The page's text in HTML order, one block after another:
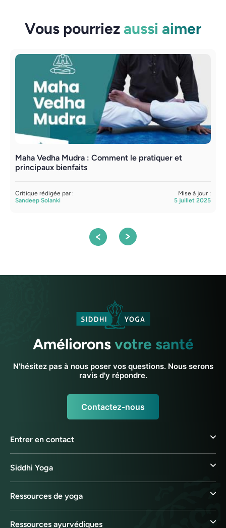
Vous pourriez aussi aimer
Maha Vedha Mudra : Comment le pratiquer et
principaux bienfaits
Critique rédigée par :
Sandeep Solanki
Mise à jour :
5 juillet 2025
Amélioronsvotre santé
N'hésitez pas à nous poser vos questions. Nous serons
ravis d'y répondre.
Contactez-nous
Entrer en contact
Siddhi Yoga
Ressources de yoga
Ressources ayurvédiques